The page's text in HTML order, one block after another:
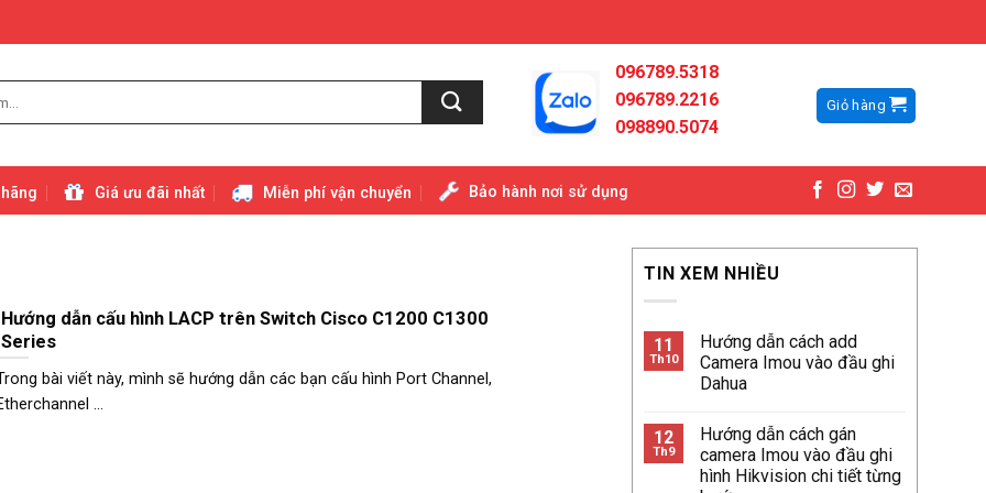
096789.5318
096789.2216
098890.5074
Giỏ hàng
Giá ưu đãi nhất Miễn phí vận chuyển Bảo hành nơi sử dụng
Hướng dẫn cấu hình LACP trên Switch Cisco C1200 C1300
Series
bài viết này, mình sẽ hướng dẫn các bạn cấu hình Port Channel,
...
TIN XEM NHIỀU
11
Th10
Hướng dẫn cách add
Camera Imou vào đầu ghi
Dahua
12
Th9
Hướng dẫn cách gán
camera Imou vào đầu ghi
hình Hikvision chi tiết từng